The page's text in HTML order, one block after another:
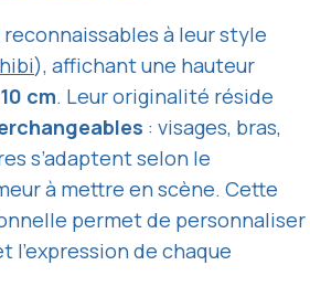
à leur style
), affichant une hauteur
cm. Leur originalité réside
: visages, bras,
s’adaptent selon le
à mettre en scène. Cette
permet de personnaliser
l’expression de chaque